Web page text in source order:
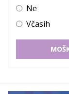
Ne
Včasih